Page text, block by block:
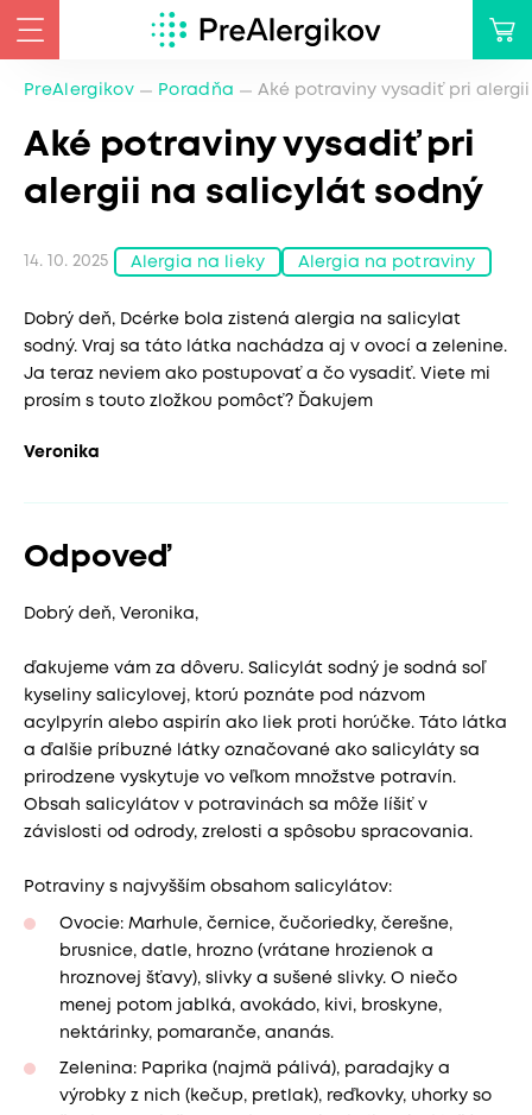
PreAlergikov Poradňa Aké potraviny vysadiť pri
Aké potraviny vysadiť pri
alergii na salicylát sodný
14. 10. 2025 Alergia na lieky Alergia na potraviny
Dobrý deň, Dcérke bola zistená alergia na salicylat
sodný. Vraj sa táto látka nachádza aj v ovocí a zelenine.
Ja teraz neviem ako postupovať a čo vysadiť. Viete mi
prosím s touto zložkou pomôcť? Ďakujem
Veronika
Odpoveď
Dobrý deň, Veronika,
ďakujeme vám za dôveru. Salicylát sodný je sodná soľ
kyseliny salicylovej, ktorú poznáte pod názvom
acylpyrín alebo aspirín ako liek proti horúčke. Táto látka
a ďalšie príbuzné látky označované ako salicyláty sa
prirodzene vyskytuje vo veľkom množstve potravín.
Obsah salicylátov v potravinách sa môže líšiť v
závislosti od odrody, zrelosti a spôsobu spracovania.
Potraviny s najvyšším obsahom salicylátov:
Ovocie: Marhule, černice, čučoriedky, čerešne,
brusnice, datle, hrozno (vrátane hrozienok a
hroznovej šťavy), slivky a sušené slivky. O niečo
menej potom jablká, avokádo, kivi, broskyne,
nektárinky, pomaranče, ananás.
Zelenina: Paprika (najmä pálivá), paradajky a
výrobky z nich (kečup, pretlak), reďkovky, uhorky so